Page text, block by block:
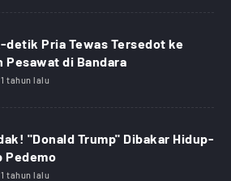
detik Pria Tewas Tersedot ke
Pesawat di Bandara
tahun lalu
"Donald Trump" Dibakar Hidup-
Pedemo
tahun lalu